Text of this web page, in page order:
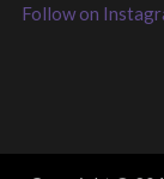
Follow on